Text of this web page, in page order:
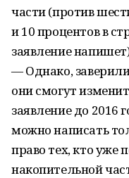
части (против
и 10 процентов в
заявление
— Однако,
они смогут
заявление до 2016
можно написать
право тех, кто уже
накопительной